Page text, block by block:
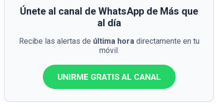
Únete al canal de WhatsApp de Más que
al día
Recibe las alertas de última horadirectamente en tu
móvil.
UNIRME GRATIS AL CANAL